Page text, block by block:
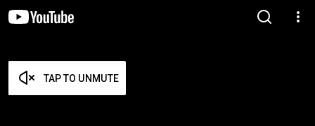
TAP TO UNMUTE